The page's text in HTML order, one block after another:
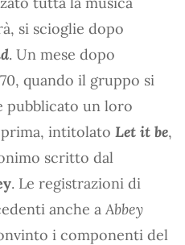
si scioglie dopo
. Un mese dopo
quando il gruppo si
pubblicato un loro
intitolato Let it be,
scritto dal
. Le registrazioni di
anche a Abbey
i componenti del